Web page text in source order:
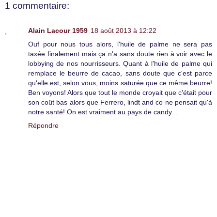
1 commentaire:
Alain Lacour 1959 18 août 2013 à 12:22
Ouf pour nous tous alors, l'huile de palme ne sera pas
taxée finalement mais ça n'a sans doute rien à voir avec le
lobbying de nos nourrisseurs. Quant à l'huile de palme qui
remplace le beurre de cacao, sans doute que c'est parce
qu'elle est, selon vous, moins saturée que ce même beurre!
Ben voyons! Alors que tout le monde croyait que c'était pour
son coût bas alors que Ferrero, lindt and co ne pensait qu'à
notre santé! On est vraiment au pays de candy...
Répondre